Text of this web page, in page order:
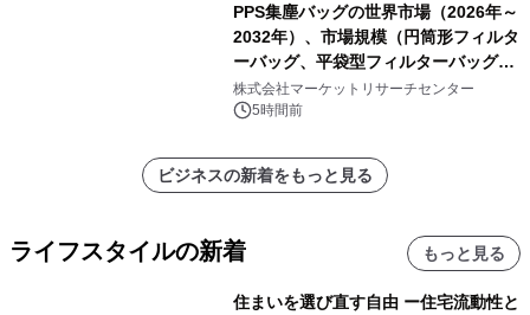
PPS集塵バッグの世界市場（2026年～
2032年）、市場規模（円筒形フィルタ
ーバッグ、平袋型フィルターバッグ、
プリーツフィルターバッグ、その
他）・分析レポートを発表
株式会社マーケットリサーチセンター
5時間前
ビジネスの新着をもっと見る
ライフスタイルの新着 もっと見る
住まいを選び直す自由 ー住宅流動性と